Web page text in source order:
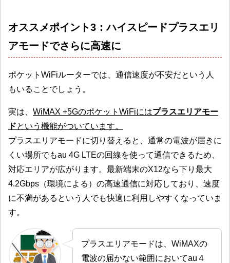
オススメポイント3：ハイスピードプラスエリ
アモードでさらに高速に
ポケットWiFiルーターでは、通信速度が不安だという人
もいることでしょう。
実は、 WiMAX +5GのポケットWiFiにはプラスエリアモー
ドという機能がついています。
プラスエリアモードに切り替えると、通常の電波が届きに
くい場所でもau 4G LTEの回線を使って通信できるため、
対応エリアが広がります。最新端末のX12なら下り最大
4.2Gbps（環境による）の高速通信に対応しており、速度
に不満があるという人でも快適に利用しやすくなっていま
す。
プラスエリアモードは、WiMAXの
電波の届かない範囲においてau４